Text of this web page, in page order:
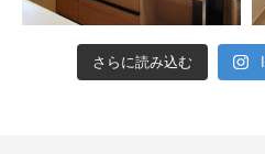
さらに読み込む